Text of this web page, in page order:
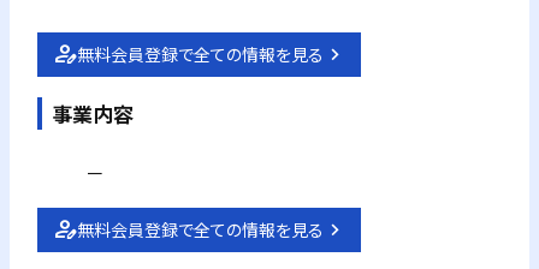
無料会員登録で全ての情報を見る
事業内容
－
無料会員登録で全ての情報を見る